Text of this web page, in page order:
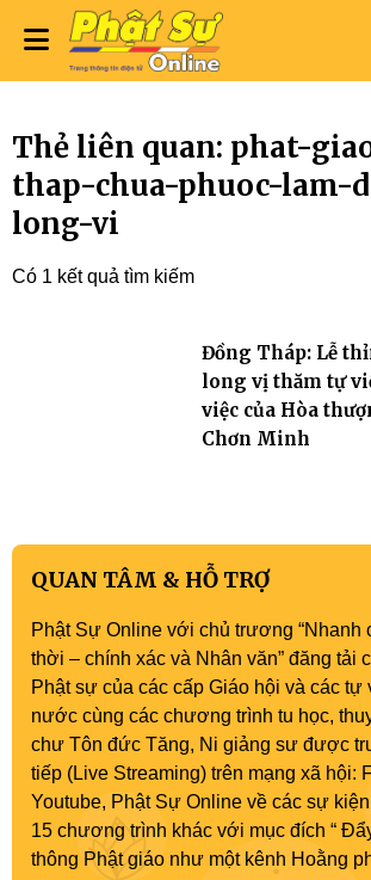
Thẻ liên quan: phat-
thap-chua-phuoc-lam-
long-vi
Có 1 kết quả tìm kiếm
Đồng Tháp: Lễ
long vị thăm tự
việc của Hòa
Chơn Minh
QUAN TÂM & HỖ TRỢ
Phật Sự Online với chủ trương “Nhanh
thời – chính xác và Nhân văn” đăng tải
Phật sự của các cấp Giáo hội và các tự
nước cùng các chương trình tu học,
chư Tôn đức Tăng, Ni giảng sư được
tiếp (Live Streaming) trên mạng xã hội:
Youtube, Phật Sự Online về các sự
15 chương trình khác với mục đích “
thông Phật giáo như một kênh Hoằng